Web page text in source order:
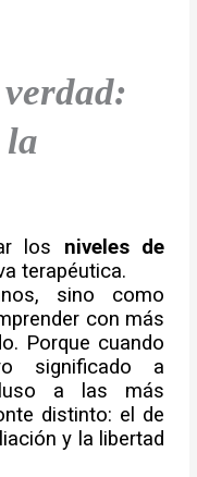
la
los niveles de
terapéutica.
sino como
con más
Porque cuando
significado a
a las más
distinto: el de
y la libertad